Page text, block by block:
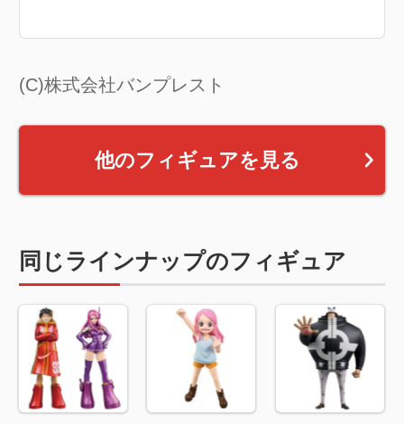
(C)株式会社バンプレスト
他のフィギュアを見る
同じラインナップのフィギュア